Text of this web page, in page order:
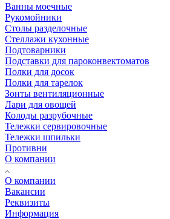
Ванны моечные
Рукомойники
Столы разделочные
Стеллажи кухонные
Подтоварники
Подставки для пароконвектоматов
Полки для досок
Полки для тарелок
Зонты вентиляционные
Лари для овощей
Колоды разрубочные
Тележки сервировочные
Тележки шпильки
Противни
О компании
О компании
Вакансии
Реквизиты
Информация